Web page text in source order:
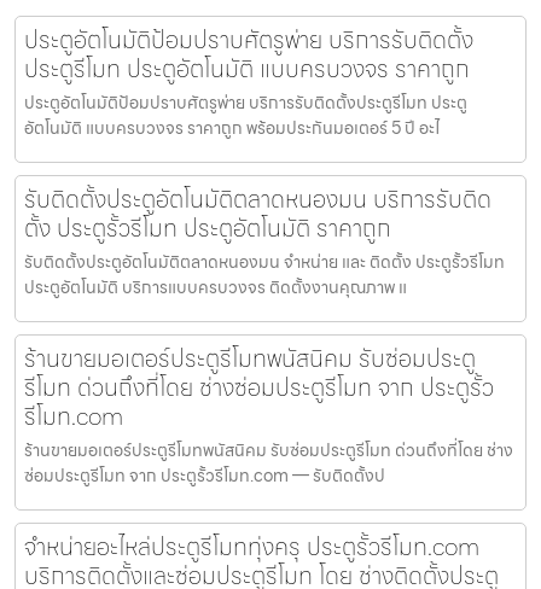
ประตูอัตโนมัติป้อมปราบศัตรูพ่าย บริการรับติดตั้ง
ประตูรีโมท ประตูอัตโนมัติ แบบครบวงจร ราคาถูก
ประตูอัตโนมัติป้อมปราบศัตรูพ่าย บริการรับติดตั้งประตูรีโมท ประตู
อัตโนมัติ แบบครบวงจร ราคาถูก พร้อมประกันมอเตอร์ 5 ปี อะไ
รับติดตั้งประตูอัตโนมัติตลาดหนองมน บริการรับติด
ตั้ง ประตูรั้วรีโมท ประตูอัตโนมัติ ราคาถูก
รับติดตั้งประตูอัตโนมัติตลาดหนองมน จำหน่าย และ ติดตั้ง ประตูรั้วรีโมท
ประตูอัตโนมัติ บริการแบบครบวงจร ติดตั้งงานคุณภาพ แ
ร้านขายมอเตอร์ประตูรีโมทพนัสนิคม รับซ่อมประตู
รีโมท ด่วนถึงที่โดย ช่างซ่อมประตูรีโมท จาก ประตูรั้ว
รีโมท.com
ร้านขายมอเตอร์ประตูรีโมทพนัสนิคม รับซ่อมประตูรีโมท ด่วนถึงที่โดย ช่าง
ซ่อมประตูรีโมท จาก ประตูรั้วรีโมท.com — รับติดตั้งป
จำหน่ายอะไหล่ประตูรีโมททุ่งครุ ประตูรั้วรีโมท.com
บริการติดตั้งและซ่อมประตูรีโมท โดย ช่างติดตั้งประตู